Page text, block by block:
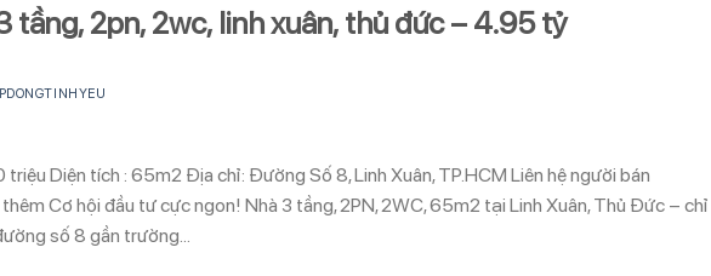
tầng, 2pn, 2wc, linh xuân, thủ đức – 4.95 tỷ
Diện tích : 65m2 Địa chỉ: Đường Số 8, Linh Xuân, TP.HCM Liên hệ người bán
Cơ hội đầu tư cực ngon! Nhà 3 tầng, 2PN, 2WC, 65m2 tại Linh Xuân, Thủ Đức – chỉ
số 8 gần trường…